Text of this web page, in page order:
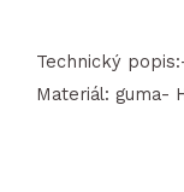
Technický
Materiál: guma-